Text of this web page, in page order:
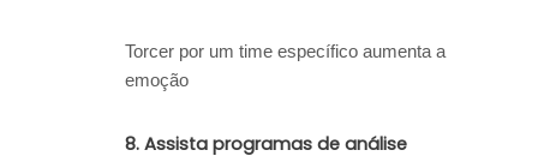
Torcer por um time específico aumenta a
emoção
8. Assista programas de análise